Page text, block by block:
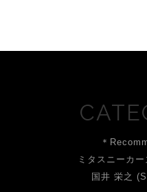
＊
ミタスニーカ
国井 栄之